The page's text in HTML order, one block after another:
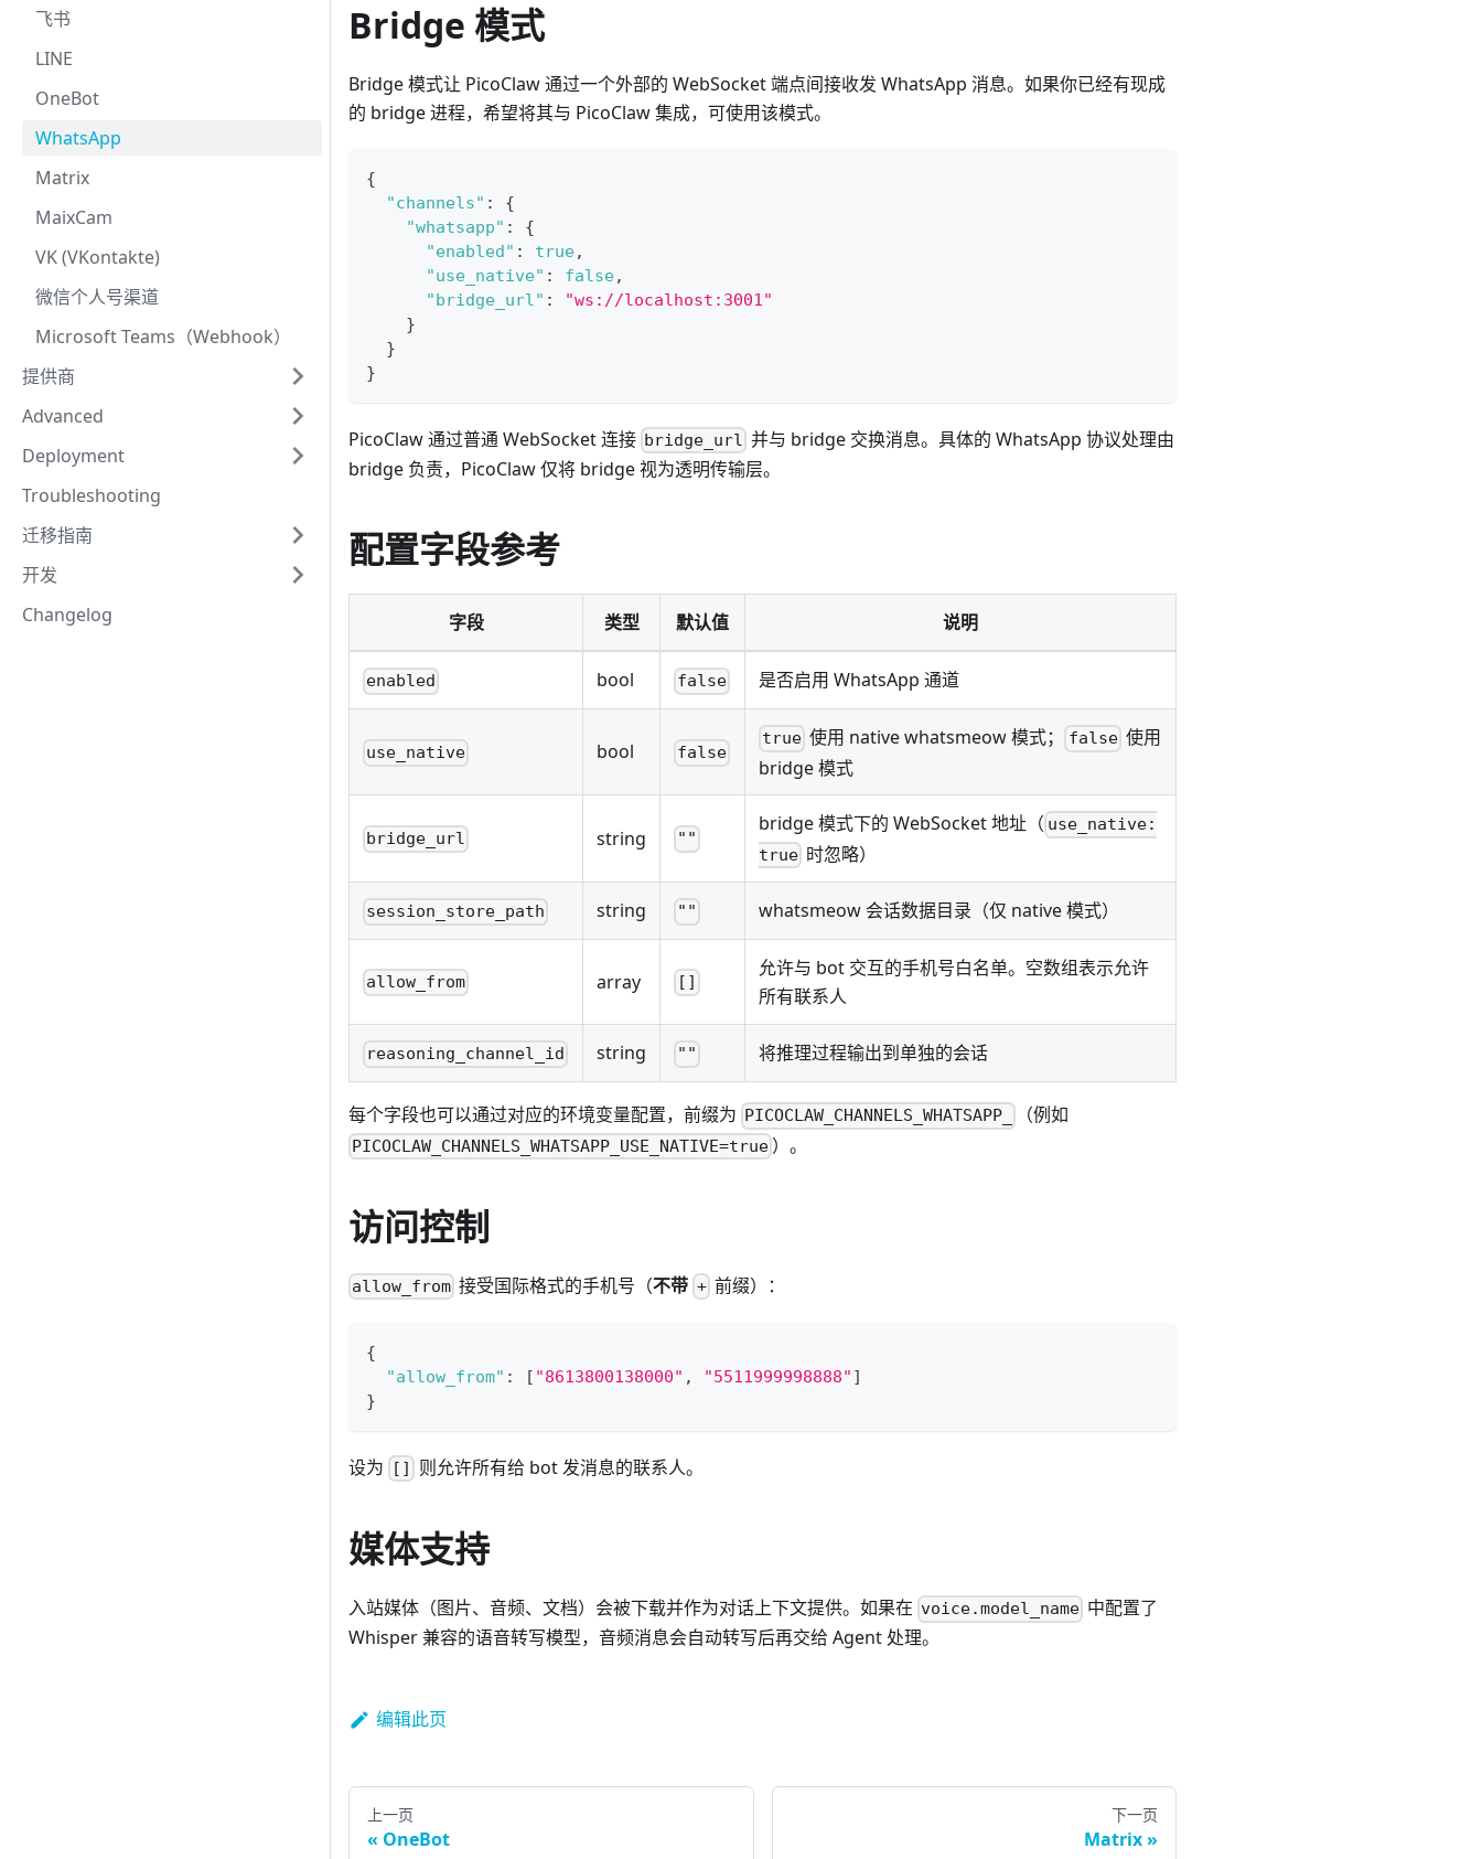
飞书
LINE
OneBot
WhatsApp
Matrix
MaixCam
VK (VKontakte)
微信个人号渠道
Microsoft Teams（Webhook）
提供商
Advanced
Deployment
Troubleshooting
迁移指南
开发
Changelog
Bridge 模式
Bridge 模式让 PicoClaw 通过一个外部的 WebSocket 端点间接收发 WhatsApp 消息。如果你已经有现成
的 bridge 进程，希望将其与 PicoClaw 集成，可使用该模式。
{
"channels" :
{
"whatsapp" :
{
"enabled" : true,
"use_native" : false,
"bridge_url" :
"ws://localhost:3001"
}
}
}
PicoClaw 通过普通 WebSocket 连接 bridge_url 并与 bridge 交换消息。具体的 WhatsApp 协议处理由
bridge 负责，PicoClaw 仅将 bridge 视为透明传输层。
配置字段参考
字段 类型 默认值 说明
enabled bool false 是否启用 WhatsApp 通道
use_native bool false
true 使用 native whatsmeow 模式； false 使用
bridge 模式
bridge_url string ""
bridge 模式下的 WebSocket 地址（ use_native:
true 时忽略）
session_store_path string "" whatsmeow 会话数据目录（仅 native 模式）
allow_from array []
允许与 bot 交互的手机号白名单。空数组表示允许
所有联系人
reasoning_channel_id string "" 将推理过程输出到单独的会话
每个字段也可以通过对应的环境变量配置，前缀为 PICOCLAW_CHANNELS_WHATSAPP_ （例如
PICOCLAW_CHANNELS_WHATSAPP_USE_NATIVE=true ）。
访问控制
allow_from 接受国际格式的手机号（不带 +前缀）：
{
"allow_from" : [ "8613800138000" , "5511999998888" ]
}
设为 [] 则允许所有给 bot 发消息的联系人。
媒体支持
入站媒体（图片、音频、文档）会被下载并作为对话上下文提供。如果在 voice.model_name 中配置了
Whisper 兼容的语音转写模型，音频消息会自动转写后再交给 Agent 处理。
编辑此页
上一页
OneBot
下一页
Matrix